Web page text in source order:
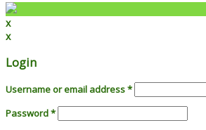
x
x
Login
Username or email address*
Password*